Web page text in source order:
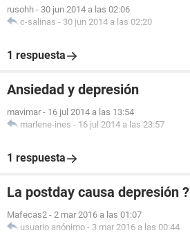
rusohh - 30 jun 2014 a las 02:06
c-salinas - 30 jun 2014 a las 02:20
1 respuesta
Ansiedad y depresión
mavimar - 16 jul 2014 a las 13:54
marlene-ines - 16 jul 2014 a las 23:57
1 respuesta
La postday causa depresión ?
Mafecas2 - 2 mar 2016 a las 01:07
usuario anónimo - 3 mar 2016 a las 00:44